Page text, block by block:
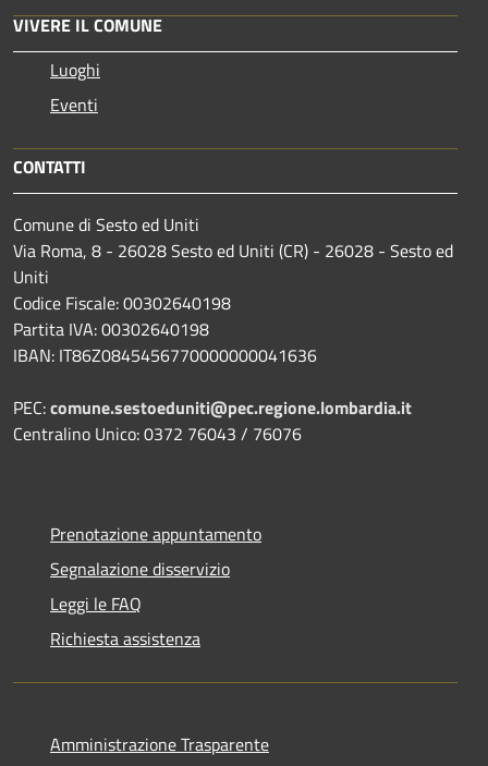
VIVERE IL COMUNE
Luoghi
Eventi
CONTATTI
Comune di Sesto ed Uniti
Via Roma, 8 - 26028 Sesto ed Uniti (CR) - 26028 - Sesto ed
Uniti
Codice Fiscale: 00302640198
Partita IVA: 00302640198
IBAN: IT86Z0845456770000000041636
PEC:comune.sestoeduniti@pec.regione.lombardia.it
Centralino Unico: 0372 76043 / 76076
Prenotazione appuntamento
Segnalazione disservizio
Leggi le FAQ
Richiesta assistenza
Amministrazione Trasparente